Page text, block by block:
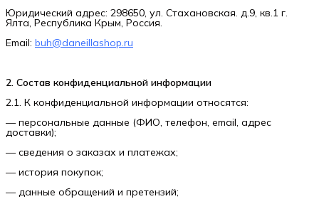
Юридический адрес: 298650, ул. Стахановская. д.9, кв.1 г.
Ялта, Республика Крым, Россия.
Email: buh@daneillashop.ru
2. Состав конфиденциальной информации
2.1. К конфиденциальной информации относятся:
— персональные данные (ФИО, телефон, email, адрес
доставки);
— сведения о заказах и платежах;
— история покупок;
— данные обращений и претензий;